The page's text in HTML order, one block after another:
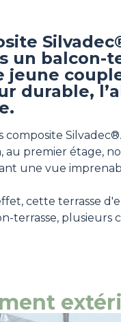
un balcon-
jeune
durable,
composite
premier étage,
une vue
cette terrasse
terrasse, plusieurs